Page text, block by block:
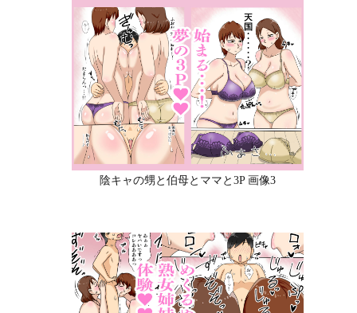
陰キャの甥と伯母とママと3P 画像3